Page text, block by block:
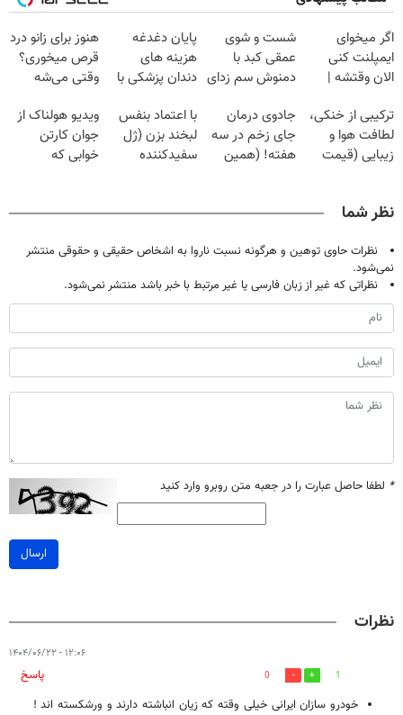
اگر میخوای
ایمپلنت کنی
الان وقتشه |
میلیون تومان!!!
شست و شوی
عمقی کبد با
دمنوش سم زدای
پایان دغدغه
هزینه های
دندان پزشکی با
خانگی
هنوز برای زانو درد
قرص میخوری؟
وقتی می‌شه
درمانش کرد؟؟؟؟
ترکیبی از خنکی،
لطافت هوا و
زیبایی (قیمت
جادوی درمان
جای زخم در سه
هفته! (همین
با اعتماد بنفس
لبخند بزن (ژل
سفیدکننده
ویدیو هولناک از
جوان کارتن
خوابی که
نظر شما
نظرات حاوی توهین و هرگونه نسبت ناروا به اشخاص حقیقی و حقوقی منتشر
نمی‌شود.
نظراتی که غیر از زبان فارسی یا غیر مرتبط با خبر باشد منتشر نمی‌شود.
* لطفا حاصل عبارت را در جعبه متن روبرو وارد کنید
ارسال
نظرات
۱۲:۰۶ - ۱۴۰۴/۰۶/۲۲
1
0
پاسخ
خودرو سازان ایرانی خیلی وقته که زیان انباشته دارند و ورشکسته اند !